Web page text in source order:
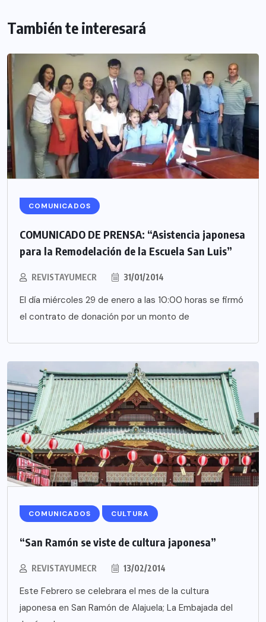
También te interesará
COMUNICADOS
COMUNICADO DE PRENSA: “Asistencia japonesa
para la Remodelación de la Escuela San Luis”
REVISTAYUMECR 31/01/2014
El día miércoles 29 de enero a las 10:00 horas se firmó
el contrato de donación por un monto de
COMUNICADOS CULTURA
“San Ramón se viste de cultura japonesa”
REVISTAYUMECR 13/02/2014
Este Febrero se celebrara el mes de la cultura
japonesa en San Ramón de Alajuela; La Embajada del